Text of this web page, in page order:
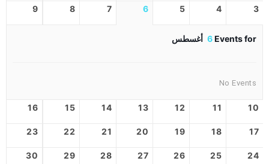
3
4
5
6
7
8
9
Events for
6 أغسطس
No Events
10
11
12
13
14
15
16
17
18
19
20
21
22
23
24
25
26
27
28
29
30